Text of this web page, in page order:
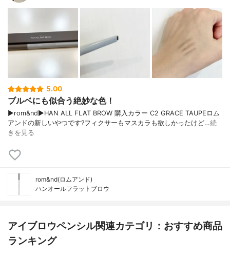
5.00
ブルベにも似合う絶妙な色！
▶︎rom&nd▶︎HAN ALL FLAT BROW 購入カラー C2 GRACE TAUPEロム
アンドの新しいやつです?フィクサーもマスカラも欲しかったけど…続
きを見る
rom&nd(ロムアンド)
ハンオールフラットブロウ
アイブロウペンシル関連カテゴリ：おすすめ商品
ランキング